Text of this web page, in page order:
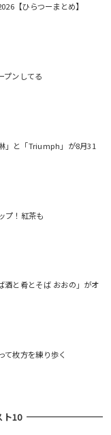
【ひらつーまとめ】
プンしてる
」と「Triumph」が8月31
プ！紅茶も
酒と肴とそば おおの」がオ
て枚方を練り歩く
ト10